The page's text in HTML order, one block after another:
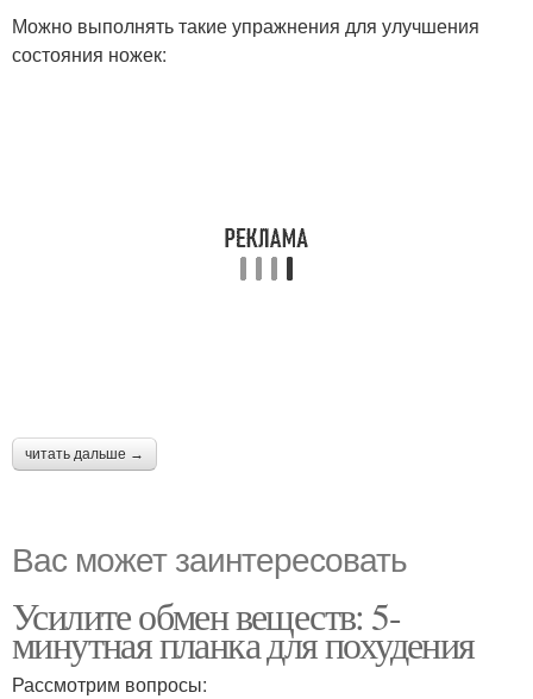
Можно выполнять такие упражнения для улучшения
состояния ножек:
читать дальше →
Вас может заинтересовать
Усилите обмен веществ: 5-
минутная планка для похудения
Рассмотрим вопросы: